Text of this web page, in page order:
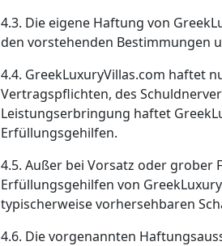
4.3. Die eigene Haftung von
den vorstehenden Bestimmungen
4.4. GreekLuxuryVillas.com haftet
Vertragspflichten, des
Leistungserbringung haftet
Erfüllungsgehilfen.
4.5. Außer bei Vorsatz oder
Erfüllungsgehilfen von
typischerweise vorhersehbaren
4.6. Die vorgenannten